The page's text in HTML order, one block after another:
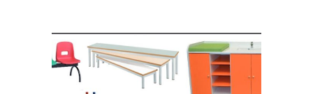
Equipement crèche et
maternelle